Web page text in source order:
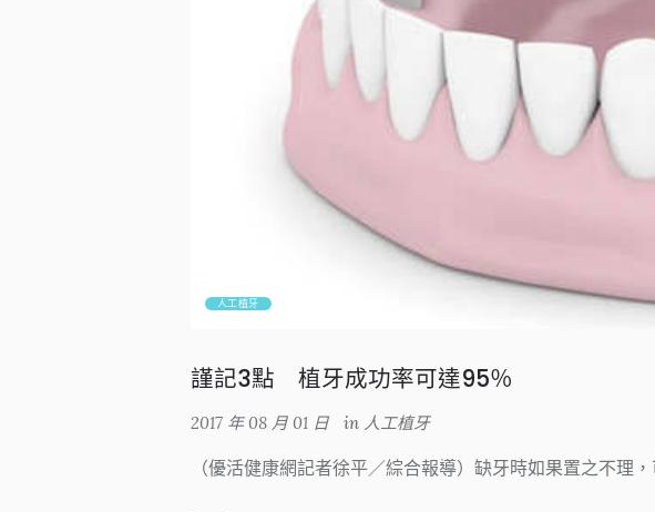
人工植牙
謹記3點 植牙成功率可達95％
2017 年 08 月 01 日 in 人工植牙
（優活健康網記者徐平／綜合報導）缺牙時如果置之不